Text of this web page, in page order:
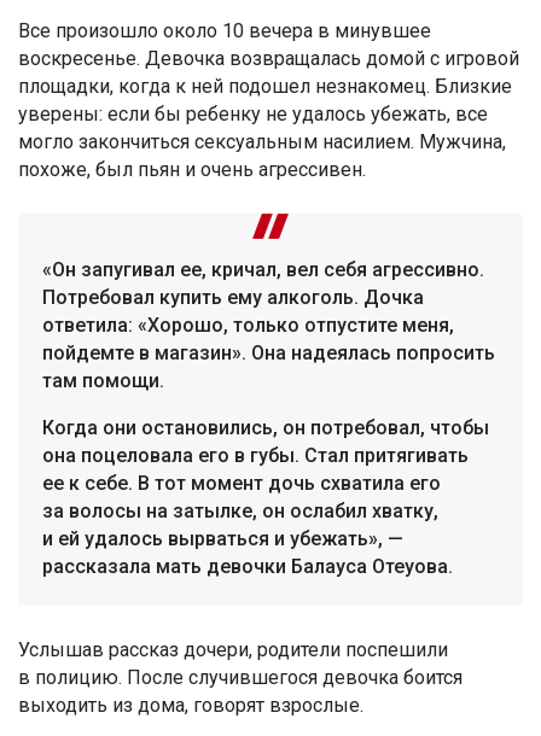
Все произошло около 10 вечера в минувшее
воскресенье. Девочка возвращалась домой с игровой
площадки, когда к ней подошел незнакомец. Близкие
уверены: если бы ребенку не удалось убежать, все
могло закончиться сексуальным насилием. Мужчина,
похоже, был пьян и очень агрессивен.
«Он запугивал ее, кричал, вел себя агрессивно.
Потребовал купить ему алкоголь. Дочка
ответила: «Хорошо, только отпустите меня,
пойдемте в магазин». Она надеялась попросить
там помощи.
Когда они остановились, он потребовал, чтобы
она поцеловала его в губы. Стал притягивать
ее к себе. В тот момент дочь схватила его
за волосы на затылке, он ослабил хватку,
и ей удалось вырваться и убежать», —
рассказала мать девочки Балауса Отеуова.
Услышав рассказ дочери, родители поспешили
в полицию. После случившегося девочка боится
выходить из дома, говорят взрослые.